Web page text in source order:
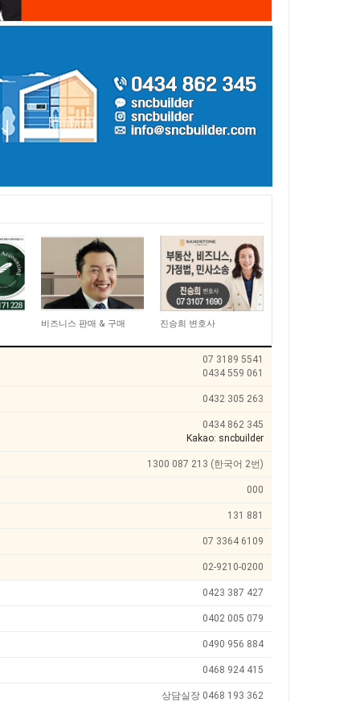
15,060
비즈니스 판매 & 구매 11,059
진승희 변호사
07 3189 5541
0434 559 061
0432 305 263
0434 862 345
Kakao: sncbuilder
1300 087 213 (한국어 2번)
000
131 881
07 3364 6109
02-9210-0200
0423 387 427
0402 005 079
0490 956 884
0468 924 415
상담실장 0468 193 362